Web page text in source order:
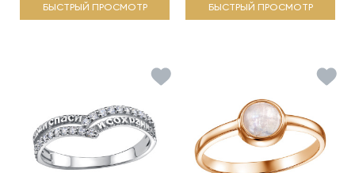
БЫСТРЫЙ ПРОСМОТР БЫСТРЫЙ ПРОСМОТР